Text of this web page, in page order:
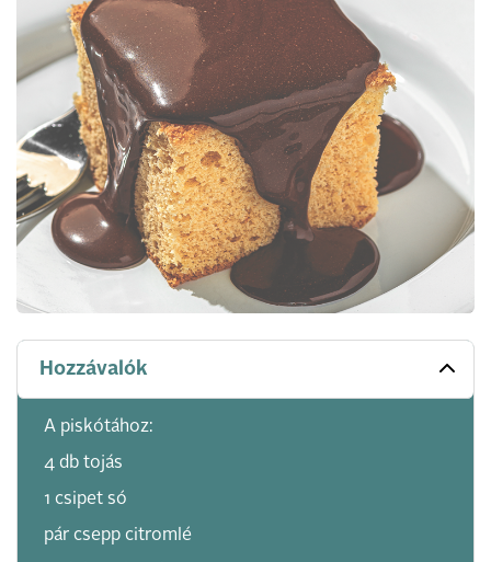
Hozzávalók
A piskótához:
4 db tojás
1 csipet só
pár csepp citromlé